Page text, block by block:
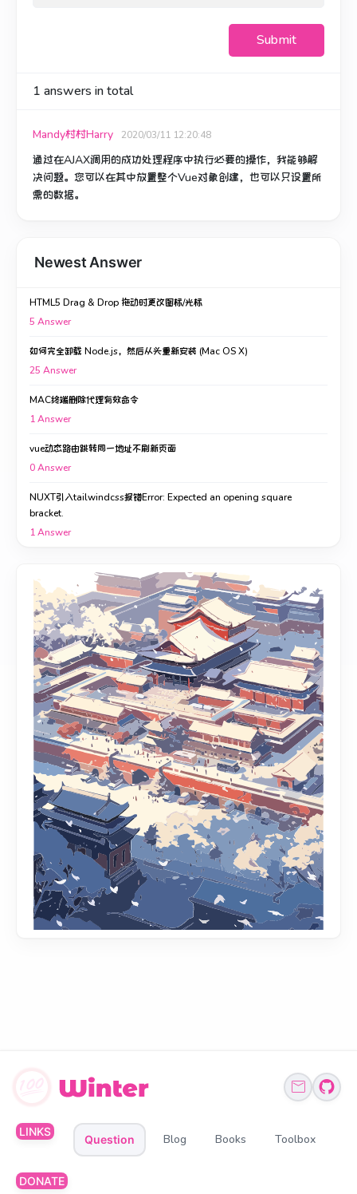
Submit
1 answers in total
Mandy村村Harry 2020/03/11 12:20:48
通过在AJAX调用的成功处理程序中执行必要的操作，我能够解
决问题。 您可以在其中放置整个Vue对象创建，也可以只设置所
需的数据。
Newest Answer
HTML5 Drag & Drop 拖动时更改图标/光标
5 Answer
如何完全卸载 Node.js，然后从头重新安装 (Mac OS X)
25 Answer
MAC终端删除代理有效命令
1Answer
vue动态路由跳转同一地址不刷新页面
0Answer
NUXT引入tailwindcss报错Error: Expected an opening square
bracket.
1Answer
LINKS
Question Blog Books Toolbox
DONATE